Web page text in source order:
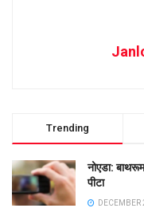
Trending
नोएडा:
पीटा